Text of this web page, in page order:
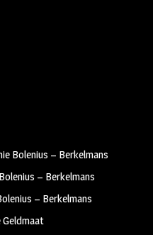
Bolenius – Berkelmans
– Berkelmans
– Berkelmans